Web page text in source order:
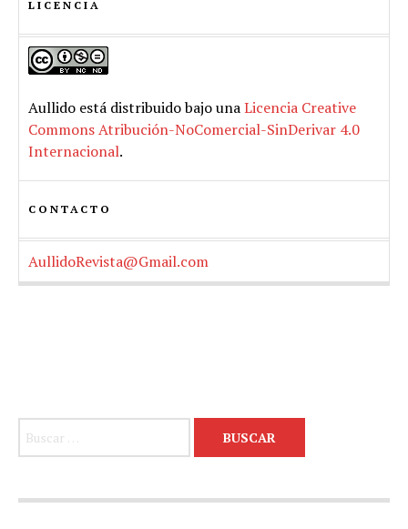
LICENCIA
Aullido está distribuido bajo unaLicencia Creative
Commons Atribución-NoComercial-SinDerivar 4.0
Internacional.
CONTACTO
AullidoRevista@Gmail.com